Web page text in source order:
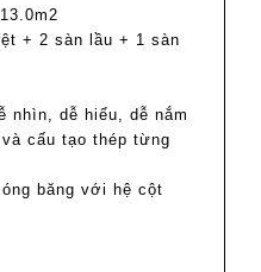
+ 2 sàn lầu + 1 sàn
nhìn, dễ hiểu, dễ nắm
cấu tạo thép từng
băng với hệ cột